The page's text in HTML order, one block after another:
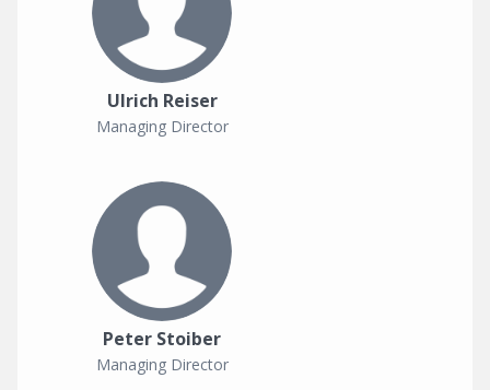
Ulrich Reiser
Managing Director
Peter Stoiber
Managing Director